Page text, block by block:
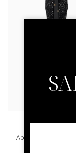
Abito Red Carpet Elisabetta
Franchi